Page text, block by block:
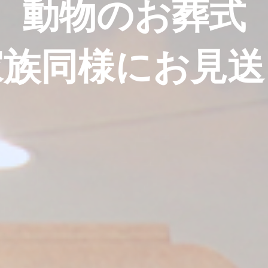
動物のお葬式
同様にお見